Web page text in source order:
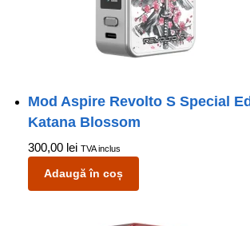
Mod Aspire Revolto S Special
Katana Blossom
300,00 lei TVA inclus
Adaugă în coș